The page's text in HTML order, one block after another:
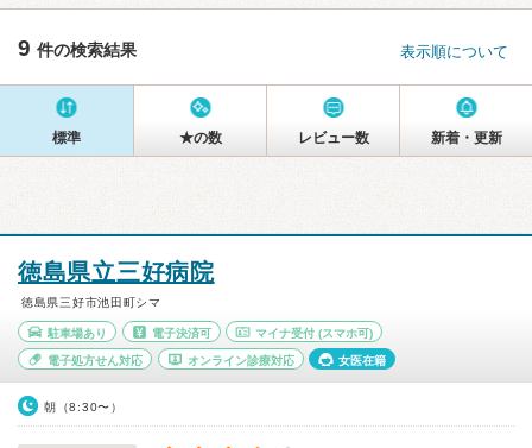
9 件の検索結果 表示順について
標準 ★の数 レビュー数 新着・更新
徳島県立三好病院
徳島県三好市池田町シマ
駐車場あり 電子決済可 マイナ受付 (スマホ可)
電子処方せん対応 オンライン診療対応 女医在籍
朝（8:30〜）